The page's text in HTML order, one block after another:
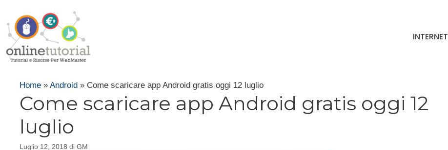
contenuto
INTERNET
Home » Android » Come scaricare app Android gratis oggi 12 luglio
Come scaricare app Android gratis oggi 12
luglio
Luglio 12, 2018 di GM